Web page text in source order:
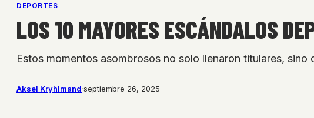
DEPORTES
LOS 10 MAYORES ESCÁNDALOS
Estos momentos asombrosos no solo llenaron titulares,
Aksel Kryhlmand·septiembre 26, 2025